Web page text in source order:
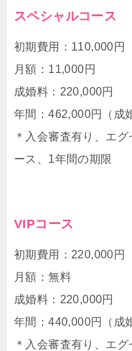
スペシャルコース
初期費用：110,000円
月額：11,000円
成婚料：220,000円
年間：462,000円（成
＊入会審査有り、エ
ース、1年間の期限
VIPコース
初期費用：220,000円
月額：無料
成婚料：220,000円
年間：440,000円（成
＊入会審査有り、エ